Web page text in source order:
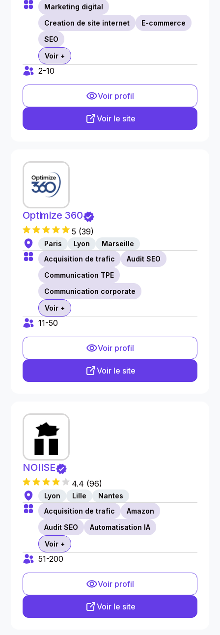
Marketing digital
Creation de site internet
E-commerce
SEO
Voir +
2-10
Voir profil
Voir le site
Optimize 360
5 (39)
Paris Lyon
Marseille
Acquisition de trafic
Audit SEO
Communication TPE
Communication corporate
Voir +
11-50
Voir profil
Voir le site
NOIISE
4.4 (96)
Lyon Lille
Nantes
Acquisition de trafic
Amazon
Audit SEO
Automatisation IA
Voir +
51-200
Voir profil
Voir le site